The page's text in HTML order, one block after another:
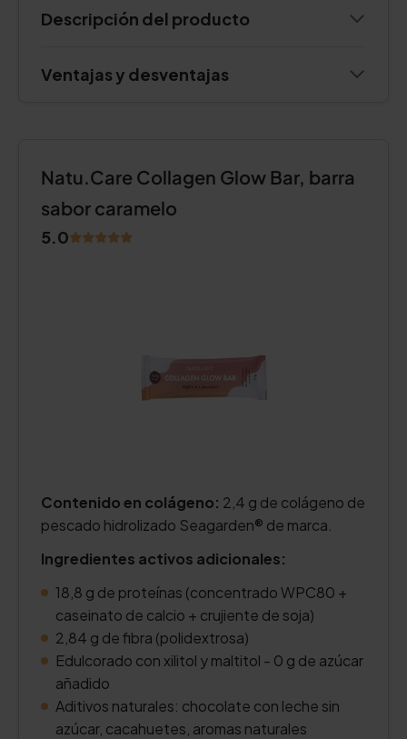
Descripción del producto
Ventajas y desventajas
Natu.Care Collagen Glow Bar, barra
sabor caramelo
5.0
Contenido en colágeno: 2,4 g de colágeno de
pescado hidrolizado Seagarden® de marca.
Ingredientes activos adicionales:
18,8 g de proteínas (concentrado WPC80 +
caseinato de calcio + crujiente de soja)
2,84 g de fibra (polidextrosa)
Edulcorado con xilitol y maltitol - 0 g de azúcar
añadido
Aditivos naturales: chocolate con leche sin
azúcar, cacahuetes, aromas naturales